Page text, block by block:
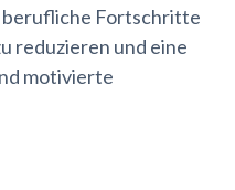
Fortschritte
reduzieren und eine
motivierte